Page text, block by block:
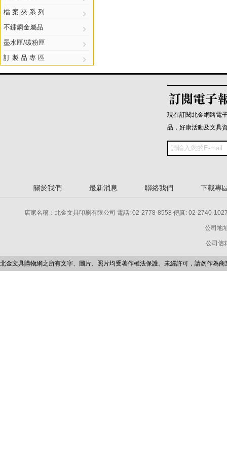
檔 案 夾 系 列
不鏽鋼金屬品
墨水匣/碳粉匣
訂 製 品 專 區
現在訂閱北金網路電
品，好康活動及文具
關於我們 最新消息 聯絡我們 下載專
店家名稱：北金文具印刷有限公司 電話: 02-2778-8558 傳真: 02-2740-
公司地
公司信
北金文具購物網之所有文字、圖片、照片均受著作權法保護。未經許可，請勿作為商